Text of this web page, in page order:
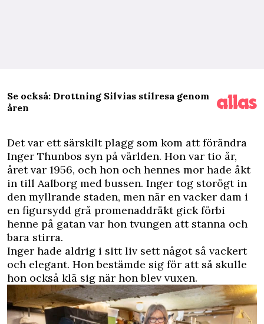
Se också: Drottning Silvias stilresa genom
åren
Det var ett särskilt plagg som kom att förändra
Inger Thunbos syn på världen. Hon var tio år,
året var 1956, och hon och hennes mor hade åkt
in till Aalborg med bussen. Inger tog storögt in
den myllrande staden, men när en vacker dam i
en figursydd grå promenaddräkt gick förbi
henne på gatan var hon tvungen att stanna och
bara stirra.
Inger hade aldrig i sitt liv sett något så vackert
och elegant. Hon bestämde sig för att så skulle
hon också klä sig när hon blev vuxen.